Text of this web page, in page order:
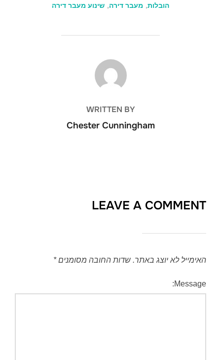
הובלות, מעבר דירה, שינוע מעבר דירה
POST AUTHOR
WRITTEN BY
Chester Cunningham
LEAVE A COMMENT
האימייל לא יוצג באתר. שדות החובה מסומנים*
Message: